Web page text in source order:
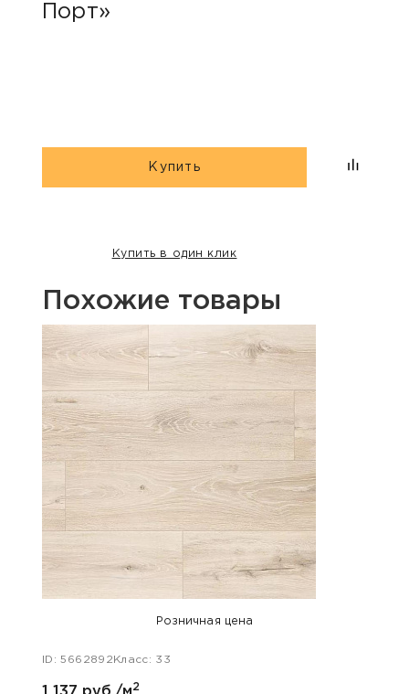
Порт»
Купить
Купить в один клик
Похожие товары
Розничная цена
ID: 5662892 Класс: 33
2